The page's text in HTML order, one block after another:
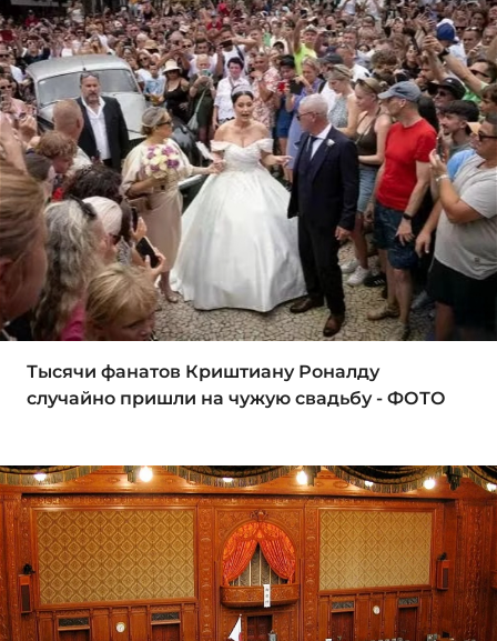
Тысячи фанатов Криштиану Роналду
случайно пришли на чужую свадьбу - ФОТО